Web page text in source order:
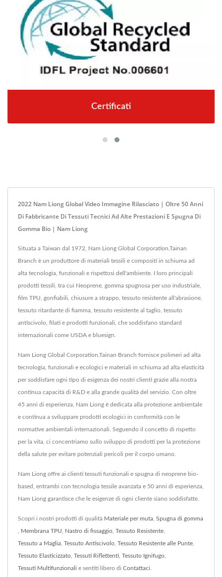
Certificati
2022 Nam Liong Global Video Immagine Rilasciato | Oltre 50 Anni
Di Fabbricante Di Tessuti Tecnici Ad Alte Prestazioni E Spugna Di
Gomma Bio | Nam Liong
Situata a Taiwan dal 1972, Nam Liong Global Corporation,Tainan
Branch è un produttore di materiali tessili e compositi in schiuma ad
alta tecnologia, funzionali e rispettosi dell'ambiente. I loro principali
prodotti tessili, tra cui Neoprene, gomma spugnosa per uso industriale,
film TPU, gonfiabili, chiusure a strappo, tessuto resistente all'abrasione,
tessuto ritardante di fiamma, tessuto resistente al taglio, tessuto
antiscivolo, filati e prodotti funzionali, che soddisfano standard
internazionali come USDA e bluesign.
Nam Liong Global Corporation,Tainan Branch fornisce polimeri ad alta
tecnologia, funzionali e ecologici e materiali in schiuma ad alta elasticità
per soddisfare ogni tipo di esigenza dei nostri clienti grazie alla nostra
continua capacità di R&D e alla grande qualità del servizio. Con oltre
45 anni di esperienza, Nam Liong è dedicata alla protezione ambientale
e continua a sviluppare prodotti ecologici in conformità con le
normative ambientali internazionali. Seguendo il concetto di rispetto
per la vita, ci concentriamo sullo sviluppo di prodotti per la protezione
della salute per evitare potenziali pericoli per il corpo umano.
Nam Liong offre ai clienti tessuti funzionali e spugna di neoprene bio-
based, entrambi con tecnologia tessile avanzata e 50 anni di esperienza,
Nam Liong garantisce che le esigenze di ogni cliente siano soddisfatte.
Scopri i nostri prodotti di qualità Materiale per muta Spugna di gomma
Membrana TPU Nastro di fissaggio Tessuto Resistente
Tessuto a Maglia Tessuto Antiscivolo Tessuto Resistente alle Punte
Tessuto Elasticizzato Tessuti Riflettenti Tessuto Ignifugo
Tessuti Multifunzionali e sentiti libero di Contattaci